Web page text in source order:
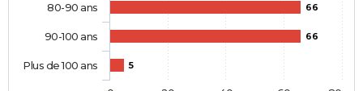
66
66
5
80-90 ans
90-100 ans
Plus de 100 ans